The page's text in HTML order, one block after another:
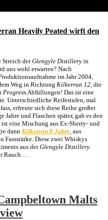
Heavily Peated wirft den
Streich derGlengyle Distillery in
uns wohl erwarten? Nach
im Jahr 2004,
Weg in Richtung Kilkerran 12 , die
Progress Abfüllungen! Das ist eine
Unterschiedliche Reifestufen, mal
erfreute sich diese Reihe großer
und Flaschen später, gab es den
eine Mischung aus Ex-Sherry- und
dann Kilkerran 8 Jahre , aus
Fassstärke. Diese zwei Whiskys
aus derGlengyle Distillery.
Rauch …
Malts